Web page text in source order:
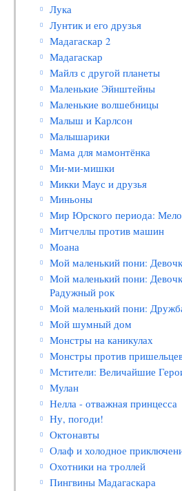
Лука
Лунтик и его друзья
Мадагаскар 2
Мадагаскар
Майлз с другой планеты
Маленькие Эйнштейны
Маленькие волшебницы
Малыш и Карлсон
Малышарики
Мама для мамонтёнка
Ми-ми-мишки
Микки Маус и друзья
Миньоны
Мир Юрского периода:
Митчеллы против машин
Моана
Мой маленький пони:
Мой маленький пони:
Радужный рок
Мой маленький пони:
Мой шумный дом
Монстры на каникулах
Монстры против
Мстители: Величайшие
Мулан
Нелла - отважная принцесса
Ну, погоди!
Октонавты
Олаф и холодное
Охотники на троллей
Пингвины Мадагаскара